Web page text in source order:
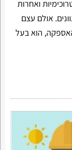
ואחרות
אולם עצם
הוא בעל